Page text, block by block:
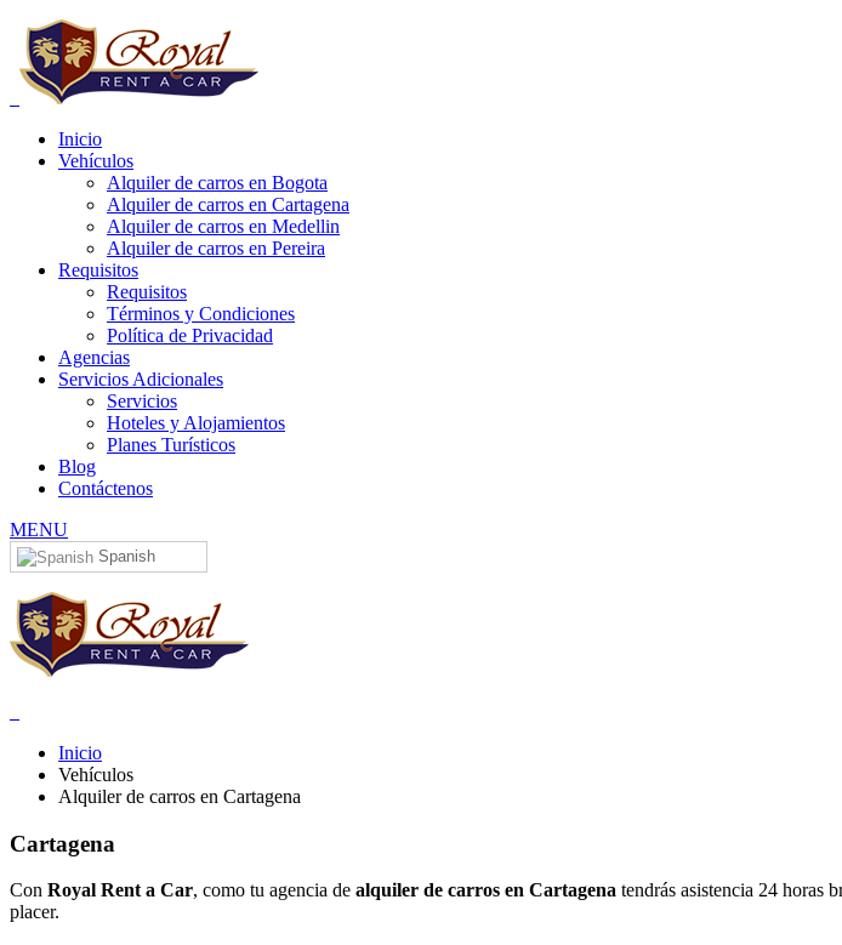
bogota precios, alquiler de carros bogota para uber, alquiler de carros bogota pago en efectivo,
Inicio
Vehículos
Alquiler de carros en Bogota
Alquiler de carros en Cartagena
Alquiler de carros en Medellin
Alquiler de carros en Pereira
Requisitos
Requisitos
Términos y Condiciones
Política de Privacidad
Agencias
Servicios Adicionales
Servicios
Hoteles y Alojamientos
Planes Turísticos
Blog
Contáctenos
MENU
Spanish
Inicio
Vehículos
Alquiler de carros en Cartagena
Cartagena
Con Royal Rent a Car, como tu agencia de alquiler de carros en Cartagena tendrás asistencia 24 horas
placer.